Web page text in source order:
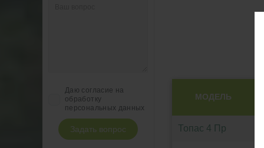
Даю согласие на
обработку
персональных данных
Задать вопрос
МОДЕЛЬ
Топас 4 Пр